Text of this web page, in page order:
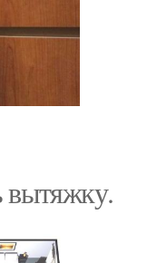
вытяжку.